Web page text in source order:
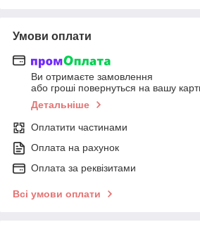
Умови оплати
Ви отримаєте замовлення
або гроші повернуться на вашу
Детальніше
Оплатити частинами
Оплата на рахунок
Оплата за реквізитами
Всі умови оплати